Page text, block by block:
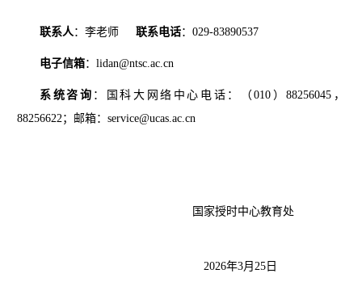
联系人：李老师 联系电话： 029-83890537
电子信箱：lidan@ntsc.ac.cn
系统咨询 ：国科大网络中心电话：（010）88256045，
88256622；
邮箱： service@ucas.ac.cn
国家授时中心教育处
2026年3月25日